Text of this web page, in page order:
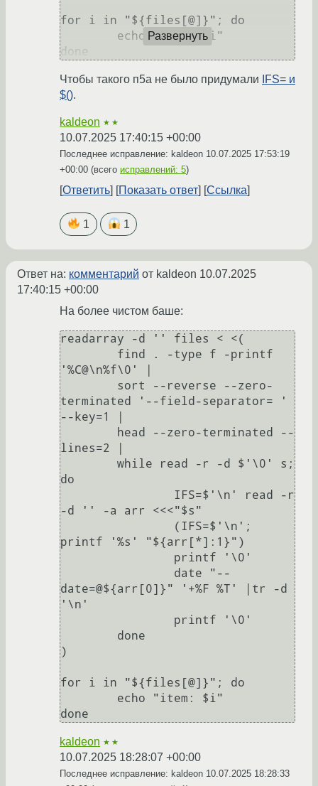
for i in "${files[@]}"; do
Развернуть
Чтобы такого п5а не было придумали
IFS= и
$().
kaldeon ★★
10.07.2025 17:40:15 +00:00
Последнее исправление: kaldeon 10.07.2025 17:53:19
+00:00 (всего исправлений: 5)
Ответить Показать ответ Ссылка
1 1
Ответ на: комментарий от kaldeon 10.07.2025
17:40:15 +00:00
На более чистом баше:
readarray -d '' files < <(
'%C@\n%f\0' |
terminated '--field-separator= '
--key=1 |
lines=2 |
do
-d '' -a arr <<<"$s"
printf '%s' "${arr[*]:1}")
date=@${arr[0]}" '+%F %T' |tr -d
'\n'
)
for i in "${files[@]}"; do
kaldeon ★★
10.07.2025 18:28:07 +00:00
Последнее исправление: kaldeon 10.07.2025 18:28:33